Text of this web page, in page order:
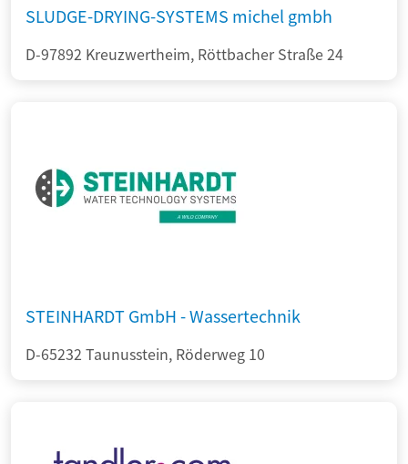
SLUDGE-DRYING-SYSTEMS michel gmbh
D-97892 Kreuzwertheim, Röttbacher Straße 24
STEINHARDT GmbH - Wassertechnik
D-65232 Taunusstein, Röderweg 10